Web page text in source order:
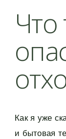
Что
Как я уже
и бытовая